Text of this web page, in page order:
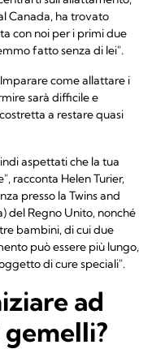
Canada, ha trovato
con noi per i primi due
fatto senza di lei".
come allattare i
sarà difficile e
a restare quasi
aspettati che la tua
racconta Helen Turier,
presso la Twins and
del Regno Unito, nonché
bambini, di cui due
può essere più lungo,
di cure speciali".
ad